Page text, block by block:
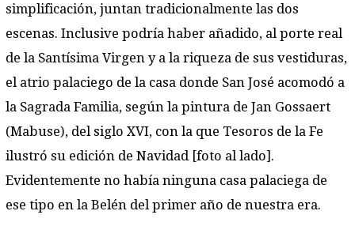
simplificación, juntan tradicionalmente las dos
escenas. Inclusive podría haber añadido, al porte real
de la Santísima Virgen y a la riqueza de sus vestiduras,
el atrio palaciego de la casa donde San José acomodó a
la Sagrada Familia, según la pintura de Jan Gossaert
(Mabuse), del siglo XVI, con la que Tesoros de la Fe
ilustró su edición de Navidad [foto al lado].
Evidentemente no había ninguna casa palaciega de
ese tipo en la Belén del primer año de nuestra era.